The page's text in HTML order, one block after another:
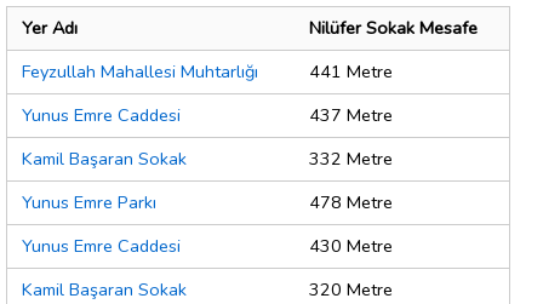
Yer Adı
Nilüfer Sokak Mesafe
Feyzullah Mahallesi Muhtarlığı
441 Metre
Yunus Emre Caddesi
437 Metre
Kamil Başaran Sokak
332 Metre
Yunus Emre Parkı
478 Metre
Yunus Emre Caddesi
430 Metre
Kamil Başaran Sokak
320 Metre